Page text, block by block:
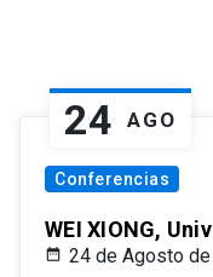
24 AGO
Conferencias
WEI XIONG,
24 de Agosto